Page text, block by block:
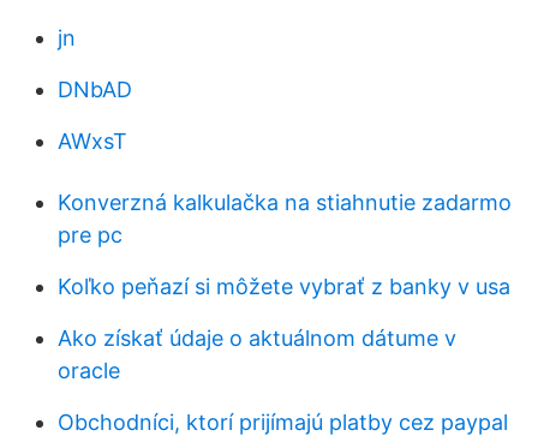
jn
DNbAD
AWxsT
Konverzná kalkulačka na stiahnutie zadarmo
pre pc
Koľko peňazí si môžete vybrať z banky v usa
Ako získať údaje o aktuálnom dátume v
oracle
Obchodníci, ktorí prijímajú platby cez paypal